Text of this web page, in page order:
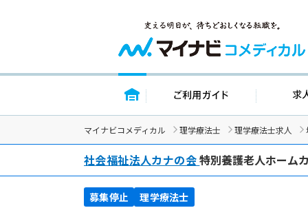
トップページ ご利用ガイ
マイナビコメディカル 理学療法士 理学療法士求人
社会福祉法人カナの会特別養護老人ホーム
募集停止 理学療法士